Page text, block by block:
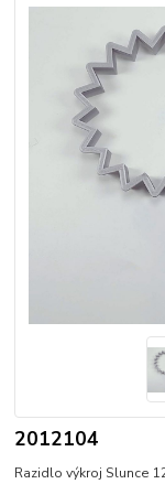
2012104
Razidlo výkroj Slunce